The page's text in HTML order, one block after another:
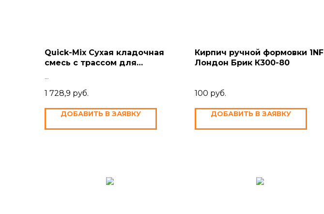
Quick-Mix Сухая кладочная
смесь с трассом для
1 728,9 руб.
ДОБАВИТЬ В ЗАЯВКУ
Кирпич ручной формовки 1NF
Лондон Брик К300-80
100 руб.
ДОБАВИТЬ В ЗАЯВКУ